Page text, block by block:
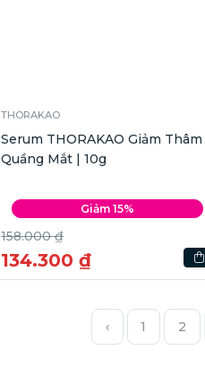
THORAKAO
Serum THORAKAO Giảm Thâm
Quầng Mắt | 10g
Giảm 15%
158.000 ₫
134.300 ₫
‹ 1 2